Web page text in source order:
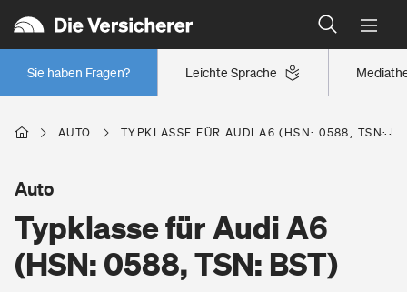
Leichte Sprache
Sie haben Fragen?
Wer versichert was: Jetzt Versicherer finden
Regionalklassen: So ist Ihre Region eingestuft
Wer versichert was: Jetzt Versicherer finden
Berufsunfähigkeitsversicherung
Erwerbsunfähigkeitsversicherung
Wohnen
AUTO TYPKLASSE FÜR AUDI A6 (HSN: 0588, TSN:
Typklasse für Audi A6
(HSN: 0588, TSN: BST)
Auto